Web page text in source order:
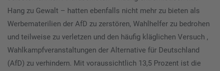
Hang zu Gewalt – hatten ebenfalls nicht mehr zu bieten als
Werbematerilien der AfD zu zerstören, Wahlhelfer zu bedrohen
und teilweise zu verletzen und den häufig kläglichen Versuch ,
Wahlkampfveranstaltungen der Alternative für Deutschland
(AfD) zu verhindern. Mit voraussichtlich 13,5 Prozent ist die